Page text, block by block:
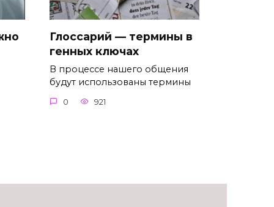
Глоссарий — термины в
генных ключах
В процессе нашего общения
будут использованы термины
0 921